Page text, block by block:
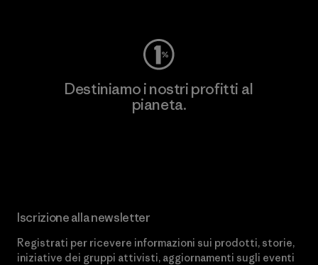
Destiniamo i nostri profitti al
pianeta.
Iscrizione alla newsletter
Registrati per ricevere informazioni sui prodotti, storie,
iniziative dei gruppi attivisti, aggiornamenti sugli eventi